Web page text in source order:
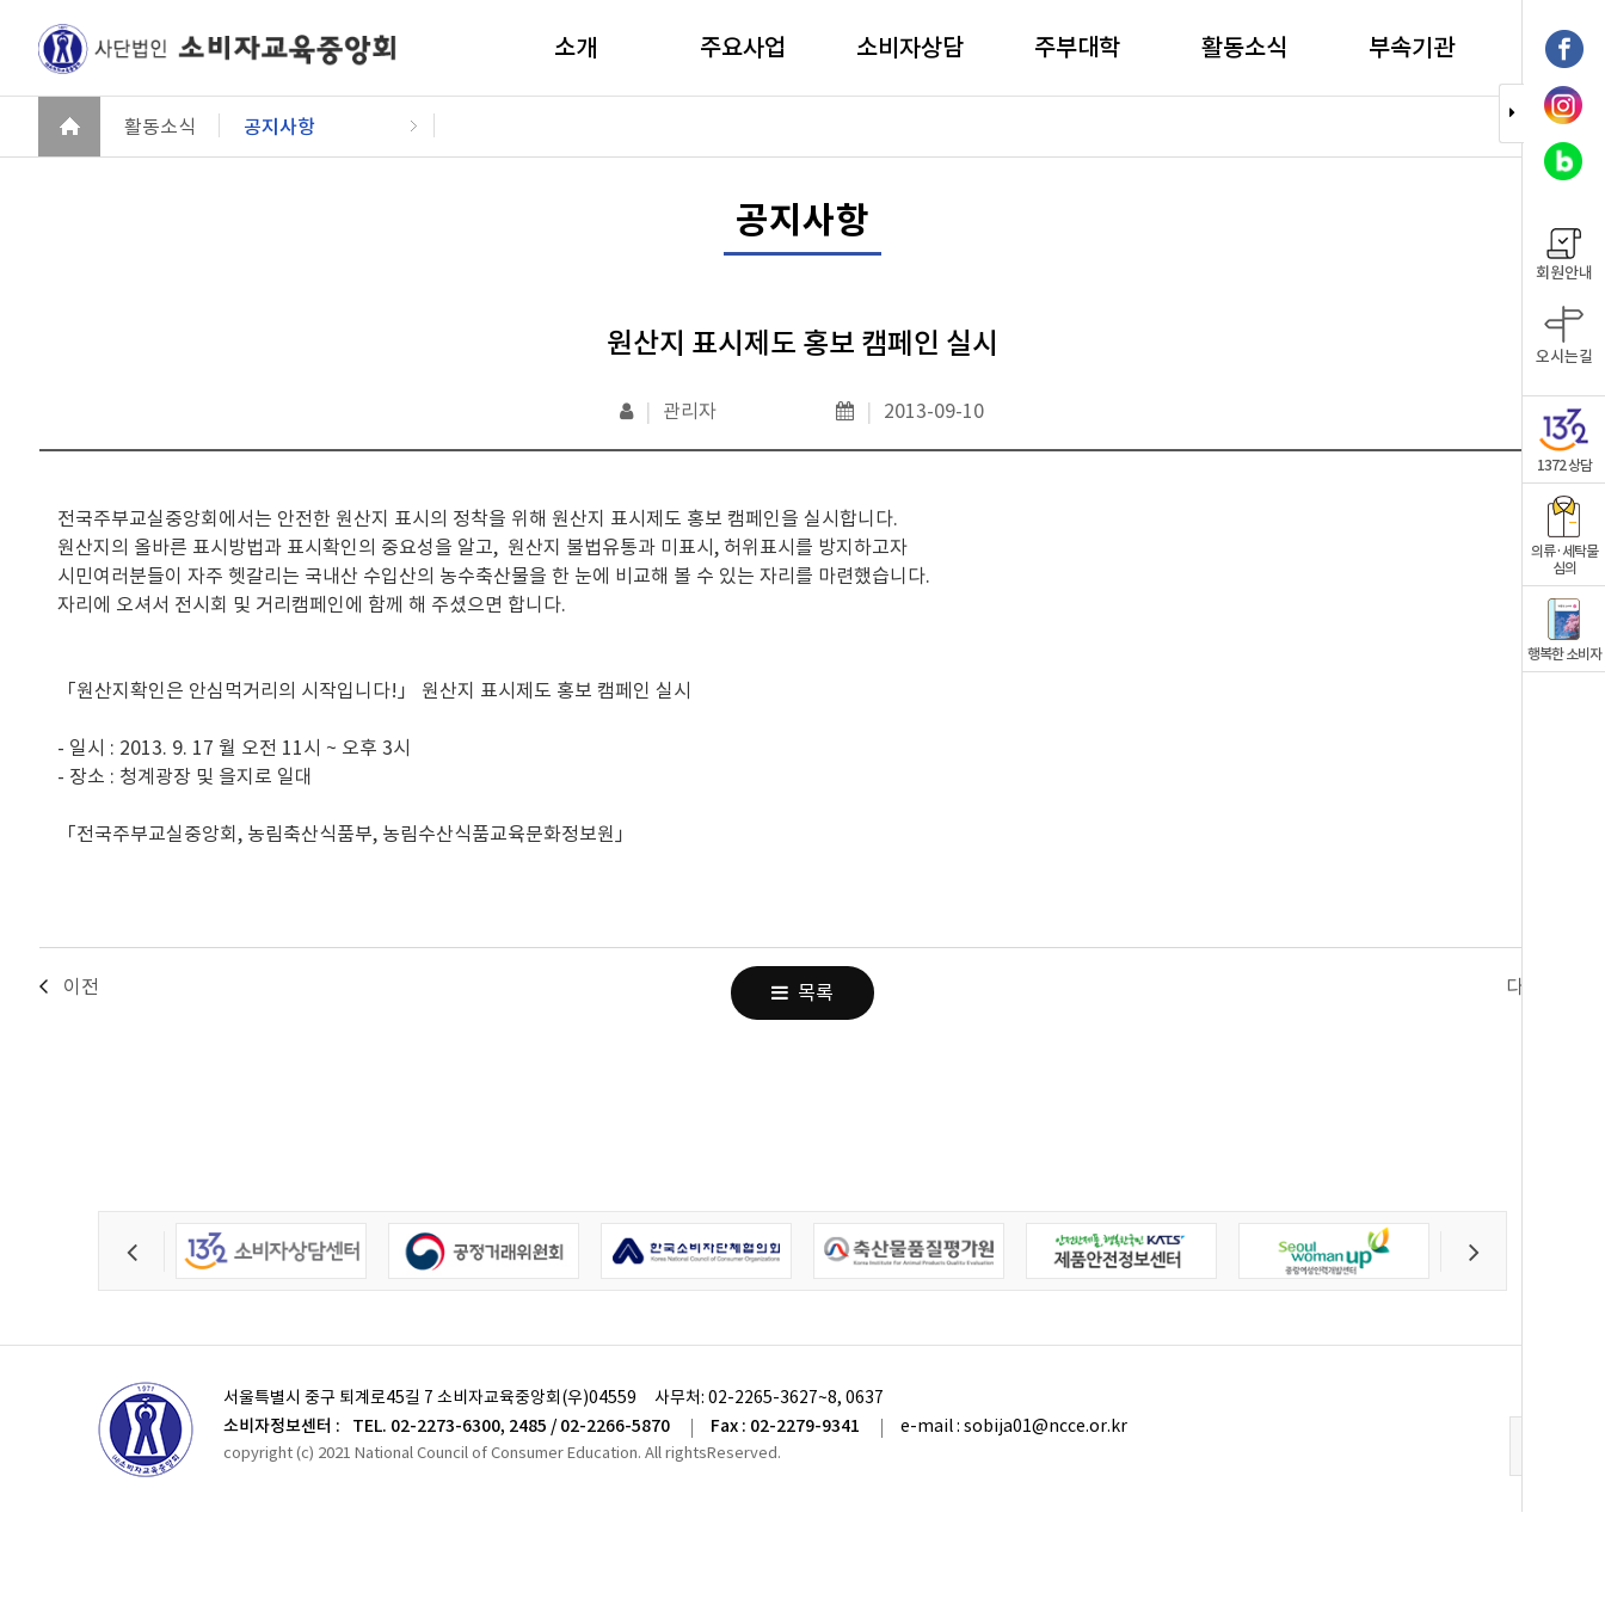
회원안내
오시는길
1372 상담
의류·세탁물
심의
행복한 소비자
소개 주요사업 소비자상담 주부대학 활동소식 부속기관
활동소식 공지사항
공지사항
원산지 표시제도 홍보 캠페인 실시
관리자 2013-09-10
전국주부교실중앙회에서는 안전한 원산지 표시의 정착을 위해 원산지 표시제도 홍보 캠페인을 실시합니다.
원산지의 올바른 표시방법과 표시확인의 중요성을 알고, 원산지 불법유통과 미표시, 허위표시를 방지하고자
시민여러분들이 자주 헷갈리는 국내산 수입산의 농수축산물을 한 눈에 비교해 볼 수 있는 자리를 마련했습니다.
자리에 오셔서 전시회 및 거리캠페인에 함께 해 주셨으면 합니다.
「원산지확인은 안심먹거리의 시작입니다!」 원산지 표시제도 홍보 캠페인 실시
- 일시 : 2013. 9. 17 월 오전 11시 ~ 오후 3시
- 장소 : 청계광장 및 을지로 일대
「전국주부교실중앙회, 농림축산식품부, 농림수산식품교육문화정보원」
이전 다음
목록
서울특별시 중구 퇴계로45길 7 소비자교육중앙회(우)04559 사무처: 02-2265-3627~8, 0637
소비자정보센터 :
TEL. 02-2273-6300, 2485 / 02-2266-5870 Fax : 02-2279-9341 e-mail : sobija01@ncce.or.kr
copyright (c) 2021 National Council of Consumer Education. All rightsReserved.